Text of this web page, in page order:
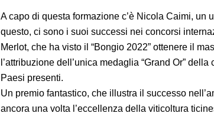
A capo di questa formazione c’è Nicola Caimi, un
questo, ci sono i suoi successi nei concorsi
Merlot, che ha visto il “Bongio 2022” ottenere il
l’attribuzione dell’unica medaglia “Grand Or”
Paesi presenti.
Un premio fantastico, che illustra il successo
ancora una volta l’eccellenza della viticoltura